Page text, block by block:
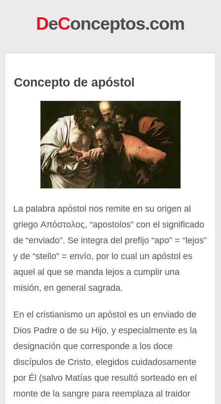
DeConceptos.com
Concepto de apóstol
La palabra apóstol nos remite en su origen al
griego Απόστολος, “apostolos” con el significado
de “enviado”. Se integra del prefijo “apo” = “lejos”
y de “stello” = envío, por lo cual un apóstol es
aquel al que se manda lejos a cumplir una
misión, en general sagrada.
En el cristianismo un apóstol es un enviado de
Dios Padre o de su Hijo, y especialmente es la
designación que corresponde a los doce
discípulos de Cristo, elegidos cuidadosamente
por Él (salvo Matías que resultó sorteado en el
monte de la sangre para reemplaza al traidor